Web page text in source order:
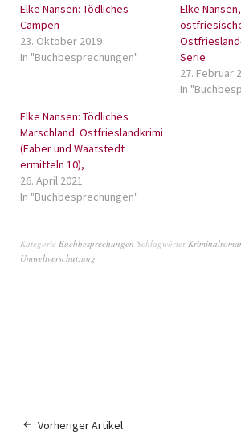
Elke Nansen: Tödliches
Campen
23. Oktober 2019
In "Buchbesprechungen"
Elke
Serie
27. Februar
In
Elke Nansen: Tödliches
Marschland. Ostfrieslandkrimi
(Faber und Waatstedt
ermitteln 10),
26. April 2021
In "Buchbesprechungen"
Kategorie Buchbesprechungen Schlagwörter
Umweltverschutzung
Vorheriger Artikel